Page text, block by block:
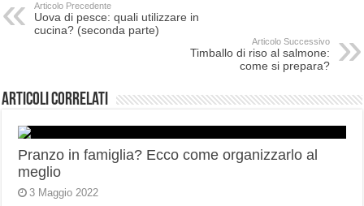
Articolo Precedente
Uova di pesce: quali utilizzare in
cucina? (seconda parte)
Articolo Successivo
Timballo di riso al salmone:
come si prepara?
Articoli correlati
Pranzo in famiglia? Ecco come organizzarlo al
meglio
3 Maggio 2022